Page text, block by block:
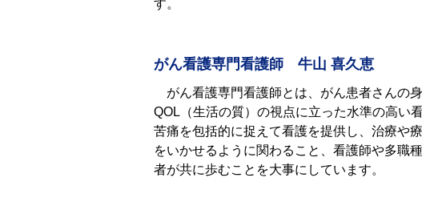
す。
がん看護専門看護師 牛山 喜久恵
がん看護専門看護師とは、がん患者さんの
QOL （生活の質）の視点に立った水準の高
苦痛を包括的に捉えて看護を提供し、治療や
をいかせるように関わること、看護師や多職
者が共に歩むことを大事にしています。